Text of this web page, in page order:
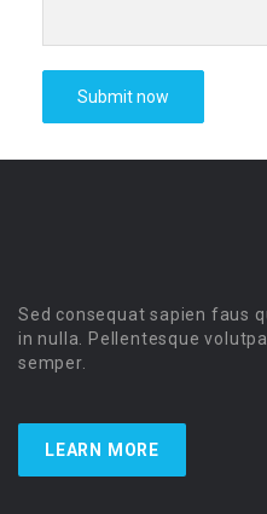
Sed consequat sapien faus
in nulla. Pellentesque
semper.
LEARN MORE